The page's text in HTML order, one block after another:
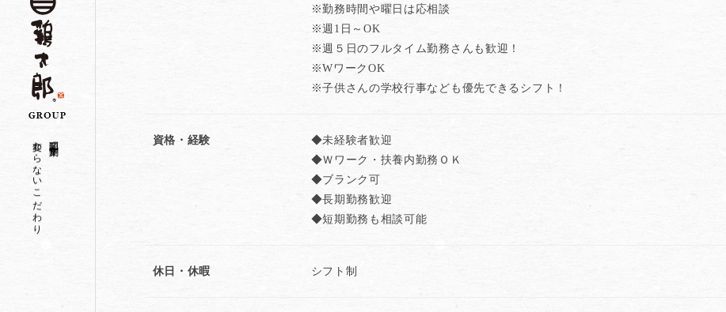
変わらないこだわり
※勤務時間や曜日は応相談
※週1日～OK
※週５日のフルタイム勤務さんも歓迎！
※WワークOK
※子供さんの学校行事なども優先できるシフト！
資格・経験
◆未経験者歓迎
◆Ｗワーク・扶養内勤務ＯＫ
◆ブランク可
◆長期勤務歓迎
◆短期勤務も相談可能
休日・休暇 シフト制